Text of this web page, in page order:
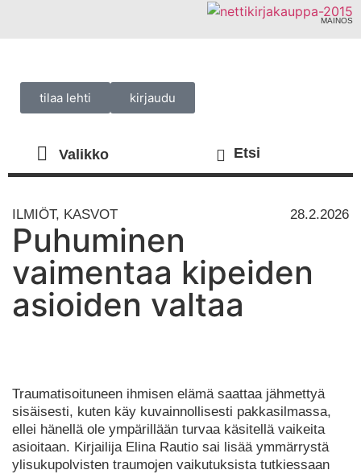
MAINOS
tilaa lehti kirjaudu
ILMIÖT, KASVOT 28.2.2026
Puhuminen
vaimentaa kipeiden
asioiden valtaa
Traumatisoituneen ihmisen elämä saattaa jähmettyä
sisäisesti, kuten käy kuvainnollisesti pakkasilmassa,
ellei hänellä ole ympärillään turvaa käsitellä vaikeita
asioitaan. Kirjailija Elina Rautio sai lisää ymmärrystä
ylisukupolvisten traumojen vaikutuksista tutkiessaan